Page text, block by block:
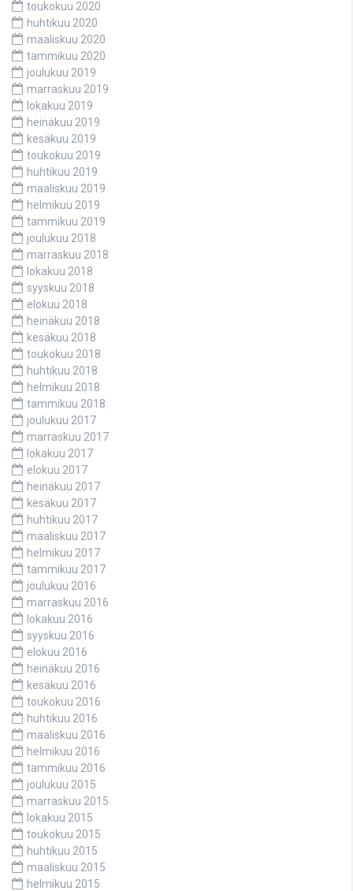
toukokuu 2020
huhtikuu 2020
maaliskuu 2020
tammikuu 2020
joulukuu 2019
marraskuu 2019
lokakuu 2019
heinäkuu 2019
kesäkuu 2019
toukokuu 2019
huhtikuu 2019
maaliskuu 2019
helmikuu 2019
tammikuu 2019
joulukuu 2018
marraskuu 2018
lokakuu 2018
syyskuu 2018
elokuu 2018
heinäkuu 2018
kesäkuu 2018
toukokuu 2018
huhtikuu 2018
helmikuu 2018
tammikuu 2018
joulukuu 2017
marraskuu 2017
lokakuu 2017
elokuu 2017
heinäkuu 2017
kesäkuu 2017
huhtikuu 2017
maaliskuu 2017
helmikuu 2017
tammikuu 2017
joulukuu 2016
marraskuu 2016
lokakuu 2016
syyskuu 2016
elokuu 2016
heinäkuu 2016
kesäkuu 2016
toukokuu 2016
huhtikuu 2016
maaliskuu 2016
helmikuu 2016
tammikuu 2016
joulukuu 2015
marraskuu 2015
lokakuu 2015
toukokuu 2015
huhtikuu 2015
maaliskuu 2015
helmikuu 2015